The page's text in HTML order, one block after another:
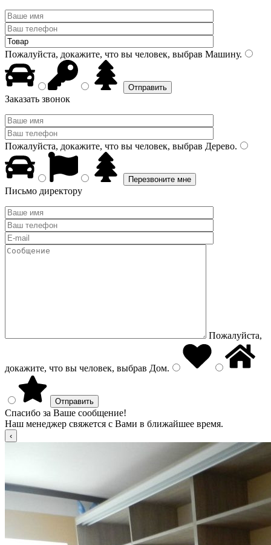
Пожалуйста, докажите, что вы человек, выбрав Машину.
Заказать звонок
Пожалуйста, докажите, что вы человек, выбрав Дерево.
Письмо директору
Пожалуйста,
докажите, что вы человек, выбрав Дом.
Спасибо за Ваше сообщение!
Наш менеджер свяжется с Вами в ближайшее время.